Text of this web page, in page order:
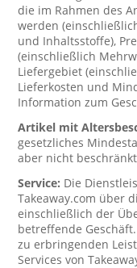
die im Rahmen des
werden
und Inhaltsstoffe),
(einschließlich
Liefergebiet
Lieferkosten und
Information zum
Artikel mit
gesetzliches
aber nicht
Service: Die
Takeaway.com über
einschließlich der
betreffende
zu erbringenden
Services von